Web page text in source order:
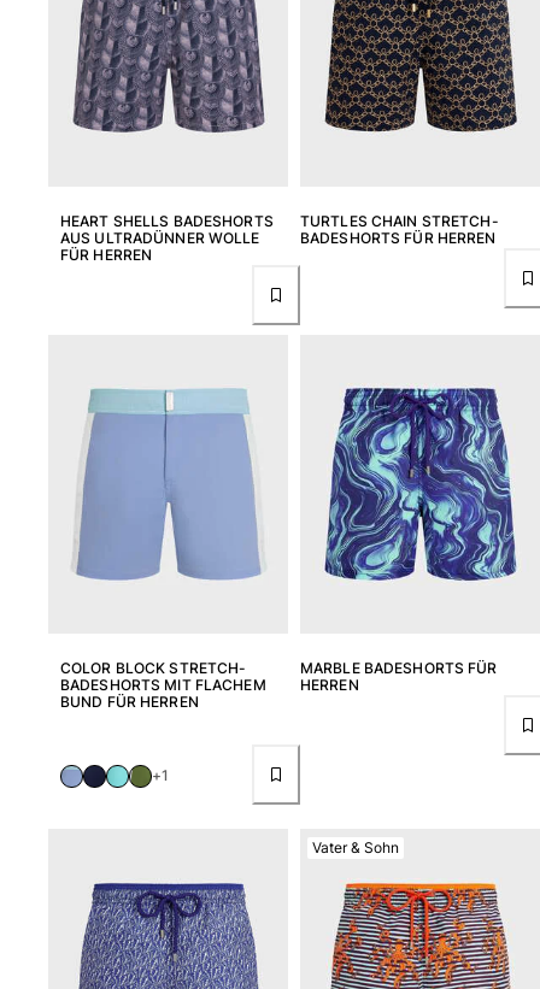
HEART SHELLS BADESHORTS
AUS ULTRADÜNNER WOLLE
FÜR HERREN
TURTLES CHAIN STRETCH-
BADESHORTS FÜR HERREN
COLOR BLOCK STRETCH-
BADESHORTS MIT FLACHEM
BUND FÜR HERREN
+1
MARBLE BADESHORTS FÜR
HERREN
Vater & Sohn